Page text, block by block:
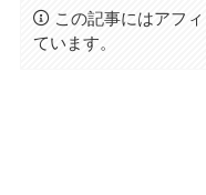
この記事にはアフ
ています。